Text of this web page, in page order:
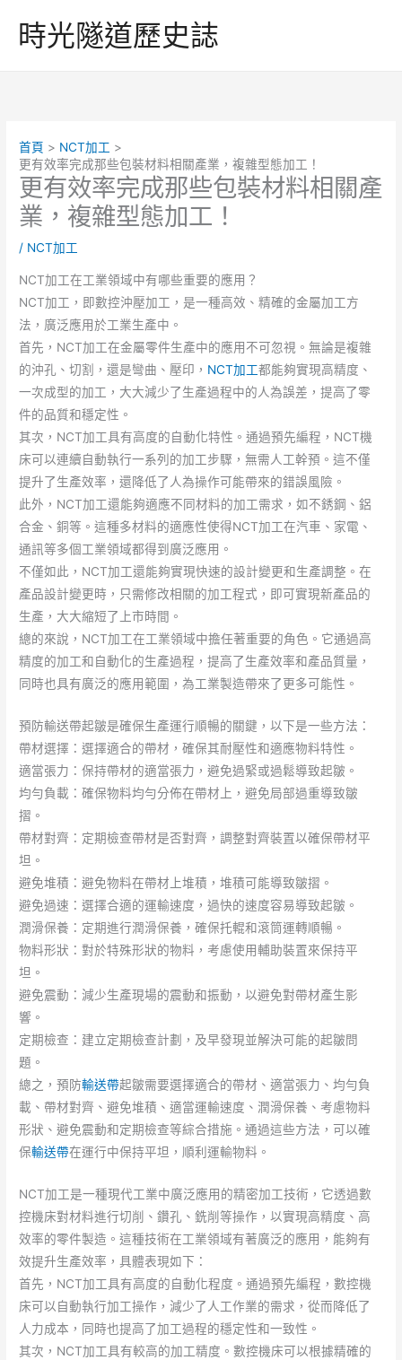
時光隧道歷史誌
首頁
NCT加工
更有效率完成那些包裝材料相關產業，複雜型態加工！
更有效率完成那些包裝材料相關產
業，複雜型態加工！
/ NCT加工
NCT加工在工業領域中有哪些重要的應用？
NCT加工，即數控沖壓加工，是一種高效、精確的金屬加工方
法，廣泛應用於工業生產中。
首先，NCT加工在金屬零件生產中的應用不可忽視。無論是複雜
的沖孔、切割，還是彎曲、壓印， NCT加工都能夠實現高精度、
一次成型的加工，大大減少了生產過程中的人為誤差，提高了零
件的品質和穩定性。
其次，NCT加工具有高度的自動化特性。通過預先編程，NCT機
床可以連續自動執行一系列的加工步驟，無需人工幹預。這不僅
提升了生產效率，還降低了人為操作可能帶來的錯誤風險。
此外，NCT加工還能夠適應不同材料的加工需求，如不銹鋼、鋁
合金、銅等。這種多材料的適應性使得NCT加工在汽車、家電、
通訊等多個工業領域都得到廣泛應用。
不僅如此，NCT加工還能夠實現快速的設計變更和生產調整。在
產品設計變更時，只需修改相關的加工程式，即可實現新產品的
生產，大大縮短了上市時間。
總的來說，NCT加工在工業領域中擔任著重要的角色。它通過高
精度的加工和自動化的生產過程，提高了生產效率和產品質量，
同時也具有廣泛的應用範圍，為工業製造帶來了更多可能性。
預防輸送帶起皺是確保生產運行順暢的關鍵，以下是一些方法：
帶材選擇：選擇適合的帶材，確保其耐壓性和適應物料特性。
適當張力：保持帶材的適當張力，避免過緊或過鬆導致起皺。
均勻負載：確保物料均勻分佈在帶材上，避免局部過重導致皺
摺。
帶材對齊：定期檢查帶材是否對齊，調整對齊裝置以確保帶材平
坦。
避免堆積：避免物料在帶材上堆積，堆積可能導致皺摺。
避免過速：選擇合適的運輸速度，過快的速度容易導致起皺。
潤滑保養：定期進行潤滑保養，確保托輥和滾筒運轉順暢。
物料形狀：對於特殊形狀的物料，考慮使用輔助裝置來保持平
坦。
避免震動：減少生產現場的震動和振動，以避免對帶材產生影
響。
定期檢查：建立定期檢查計劃，及早發現並解決可能的起皺問
題。
總之，預防輸送帶起皺需要選擇適合的帶材、適當張力、均勻負
載、帶材對齊、避免堆積、適當運輸速度、潤滑保養、考慮物料
形狀、避免震動和定期檢查等綜合措施。通過這些方法，可以確
保輸送帶在運行中保持平坦，順利運輸物料。
NCT加工是一種現代工業中廣泛應用的精密加工技術，它透過數
控機床對材料進行切削、鑽孔、銑削等操作，以實現高精度、高
效率的零件製造。這種技術在工業領域有著廣泛的應用，能夠有
效提升生產效率，具體表現如下：
首先，NCT加工具有高度的自動化程度。通過預先編程，數控機
床可以自動執行加工操作，減少了人工作業的需求，從而降低了
人力成本，同時也提高了加工過程的穩定性和一致性。
其次，NCT加工具有較高的加工精度。數控機床可以根據精確的